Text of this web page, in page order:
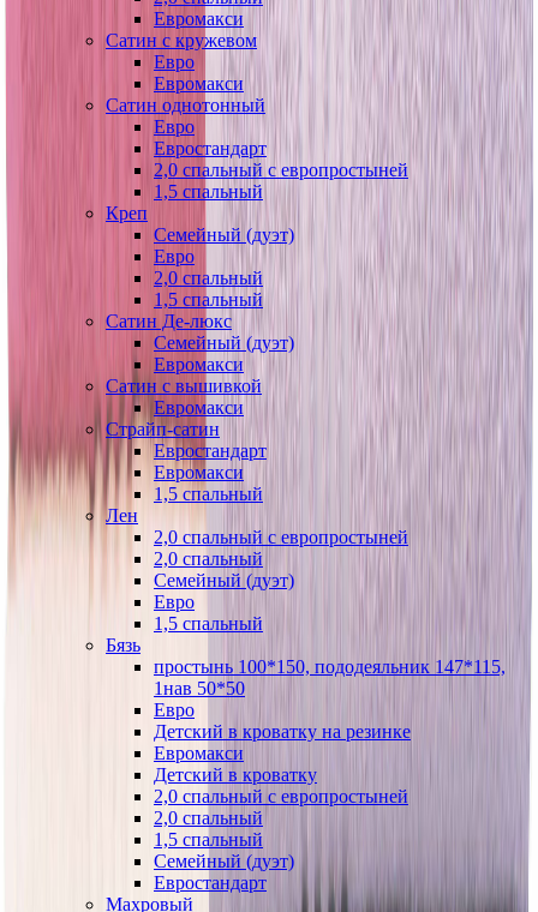
Евромакси
Сатин с кружевом
Евро
Евромакси
Сатин однотонный
Евро
Евростандарт
2,0 спальный с европростыней
1,5 спальный
Креп
Семейный (дуэт)
Евро
2,0 спальный
1,5 спальный
Сатин Де-люкс
Семейный (дуэт)
Евромакси
Сатин с вышивкой
Евромакси
Страйп-сатин
Евростандарт
Евромакси
1,5 спальный
Лен
2,0 спальный с европростыней
2,0 спальный
Семейный (дуэт)
Евро
1,5 спальный
Бязь
простынь 100*150, пододеяльник 147*115,
1нав 50*50
Евро
Детский в кроватку на резинке
Евромакси
Детский в кроватку
2,0 спальный с европростыней
2,0 спальный
1,5 спальный
Семейный (дуэт)
Евростандарт
Махровый